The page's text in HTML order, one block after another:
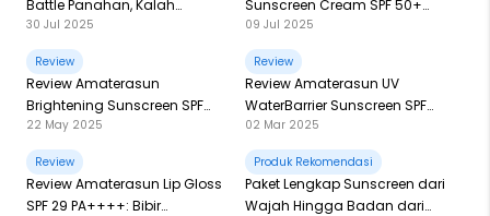
Battle Panahan, Kalah
Menang Bawa Pulang
Beauties!
30 Jul 2025
Sunscreen Cream SPF 50+
PA++++: Kemasan Baru,
Lebih Optimal Melindungi
09 Jul 2025
Review
Review Amaterasun
Brightening Sunscreen SPF
50+ PA++++: Sunscreen
Ungu Dengan 4x Brightening
Agent
22 May 2025
Review
Review Amaterasun UV
WaterBarrier Sunscreen SPF
35 PA++++: Tekstur Ringan,
Proteksi Jagoan!
02 Mar 2025
Review
Review Amaterasun Lip Gloss
SPF 29 PA++++: Bibir
Produk Rekomendasi
Paket Lengkap Sunscreen dari
Wajah Hingga Badan dari